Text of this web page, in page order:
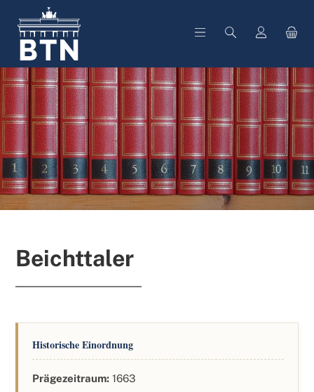
springen
Beichttaler
Historische Einordnung
Prägezeitraum: 1663